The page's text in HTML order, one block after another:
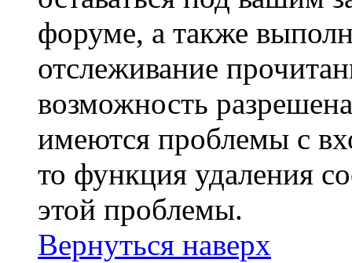
форуме, а также
отслеживание
возможность
имеются проблемы с
то функция удаления
этой проблемы.
Вернуться наверх